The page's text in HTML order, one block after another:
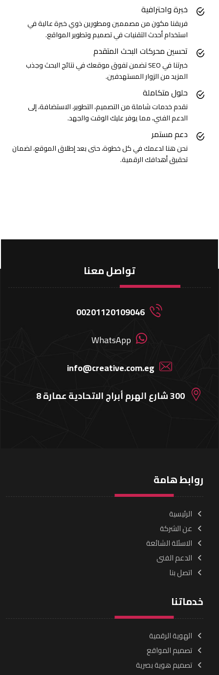
خبرة واحترافية
فريقنا مكون من مصممين ومطورين ذوي خبرة عالية في
استخدام أحدث التقنيات في تصميم وتطوير المواقع.
تحسين محركات البحث المتقدم
خبرتنا في SEO تضمن تفوق موقعك في نتائج البحث وجذب
المزيد من الزوار المستهدفين.
حلول متكاملة
نقدم خدمات شاملة من التصميم، التطوير، الاستضافة، إلى
الدعم الفني، مما يوفر عليك الوقت والجهد.
دعم مستمر
نحن هنا لدعمك في كل خطوة، حتى بعد إطلاق الموقع، لضمان
تحقيق أهدافك الرقمية.
تواصل معنا
00201120109046
WhatsApp
info@creative.com.eg
300 شارع الهرم أبراج الاتحادية عمارة 8
روابط هامة
الرئيسية
عن الشركة
الاسئلة الشائعة
الدعم الفنى
اتصل بنا
خدماتنا
الهوية الرقمية
تصميم المواقع
تصميم هوية بصرية